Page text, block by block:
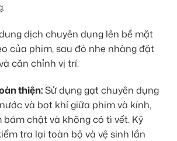
dịch chuyên dụng lên bề mặt
của phim, sau đó nhẹ nhàng đặt
căn chỉnh vị trí.
thiện:Sử dụng gạt chuyên dụng
và bọt khí giữa phim và kính,
chặt và không có tì vết. Kỹ
tra lại toàn bộ và vệ sinh lần